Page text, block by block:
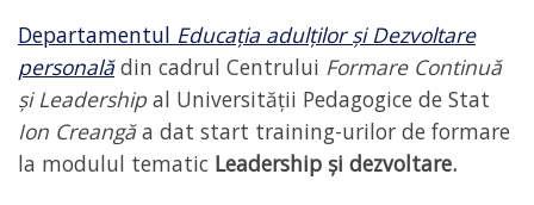
Departamentul Educația adulților și Dezvoltare
personalădin cadrul Centrului Formare Continuă
și Leadership al Universității Pedagogice de Stat
Ion Creangăa dat start training-urilor de formare
la modulul tematic Leadership și dezvoltare.